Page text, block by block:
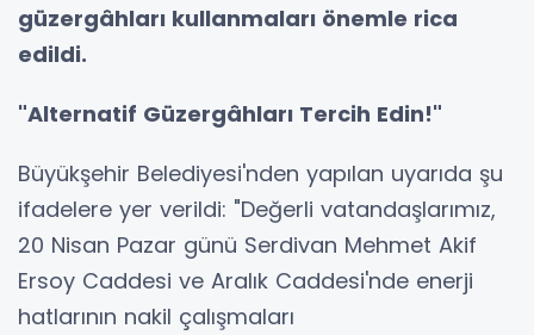
güzergâhları kullanmaları önemle rica
edildi.
"Alternatif Güzergâhları Tercih Edin!"
Büyükşehir Belediyesi'nden yapılan uyarıda şu
ifadelere yer verildi: "Değerli vatandaşlarımız,
20 Nisan Pazar günü Serdivan Mehmet Akif
Ersoy Caddesi ve Aralık Caddesi'nde enerji
hatlarının nakil çalışmaları